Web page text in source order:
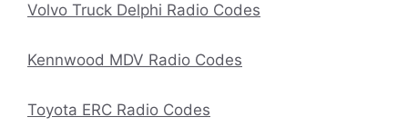
Volvo Truck Delphi Radio Codes
Kennwood MDV Radio Codes
Toyota ERC Radio Codes